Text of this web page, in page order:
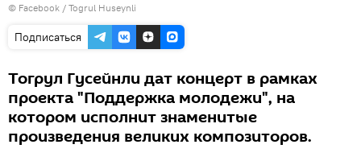
© Facebook / Togrul Huseynli
Подписаться
Тогрул Гусейнли дат концерт в рамках
проекта "Поддержка молодежи", на
котором исполнит знаменитые
произведения великих композиторов.